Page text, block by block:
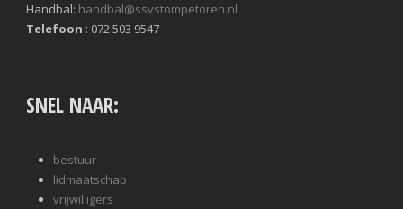
Handbal: handbal@ssvstompetoren.nl
Telefoon : 072 503 9547
SNEL NAAR:
bestuur
lidmaatschap
vrijwilligers